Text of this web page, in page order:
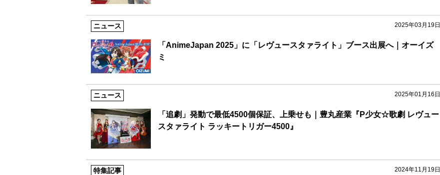
2025年03月19日
ニュース
「AnimeJapan 2025」に「レヴュースタァライト」ブース出展へ｜オーイズ
ミ
2025年01月16日
ニュース
「追劇」発動で最低4500個保証、上乗せも｜豊丸産業『P少女☆歌劇 レヴュー
スタァライト ラッキートリガー4500』
2024年11月19日
特集記事